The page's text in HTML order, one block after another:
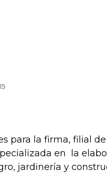
para la firma, filial
en la
jardinería y